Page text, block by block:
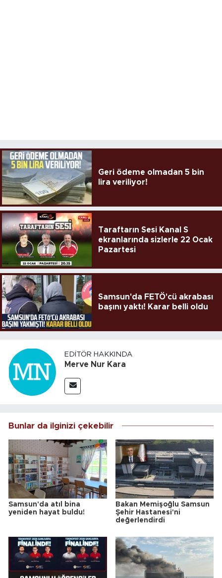
Geri ödeme olmadan 5 bin
lira veriliyor!
Taraftarın Sesi Kanal S
ekranlarında sizlerle 22 Ocak
Pazartesi
Samsun'da FETÖ'cü akrabası
başını yaktı! Karar belli oldu
EDITÖR HAKKINDA
Merve Nur Kara
Bunlar da ilginizi çekebilir
Samsun'da atıl bina
yeniden hayat buldu!
Bakan Memişoğlu Samsun
Şehir Hastanesi'ni
değerlendirdi